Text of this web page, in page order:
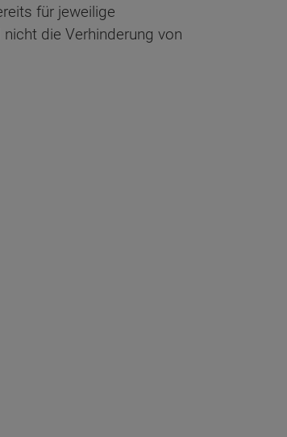
für jeweilige
die Verhinderung von